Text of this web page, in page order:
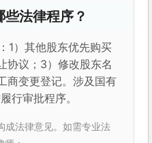
些法律程序？
1）其他股东优先购买
协议；3）修改股东名
商变更登记。涉及国有
行审批程序。
成法律意见。如需专业法